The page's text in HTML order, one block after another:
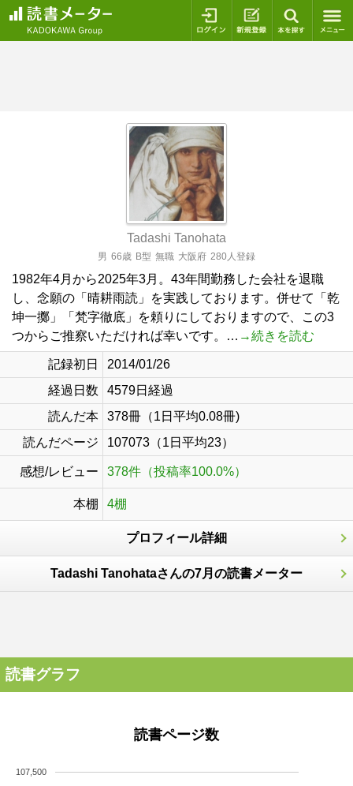
ログイン 新規登録
Tadashi Tanohata
男 66歳 B型 無職 大阪府 280人登録
1982年4月から2025年3月。43年間勤務した会社を退職
し、念願の「晴耕雨読」を実践しております。併せて「乾
坤一擲」「梵字徹底」を頼りにしておりますので、この3
つからご推察いただければ幸いです。… →続きを読む
記録初日
2014/01/26
経過日数
4579日経過
読んだ本
378冊（1日平均0.08冊)
読んだページ
107073（1日平均23）
感想/レビュー 378件（投稿率100.0%）
本棚 4棚
プロフィール詳細
Tadashi Tanohataさんの7月の読書メーター
読書グラフ
読書ページ数
107,500